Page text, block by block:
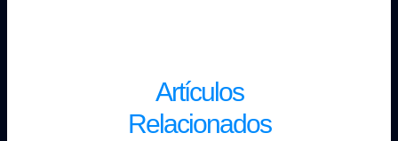
Artículos
Relacionados